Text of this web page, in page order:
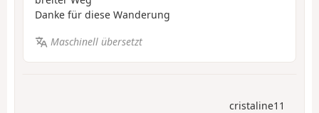
Danke für diese Wanderung
Maschinell übersetzt
cristaline11